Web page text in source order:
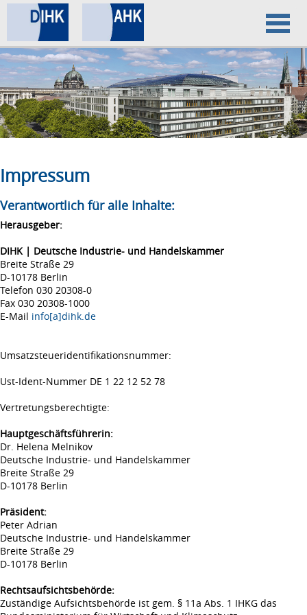
Home
Datenschutz
Impressum
Impressum
Verantwortlich für alle Inhalte:
Herausgeber:
DIHK | Deutsche Industrie- und Handelskammer
Breite Straße 29
D-10178 Berlin
Telefon 030 20308-0
Fax 030 20308-1000
E-Mail info[a]dihk.de
Umsatzsteueridentifikationsnummer:
Ust-Ident-Nummer DE 1 22 12 52 78
Vertretungsberechtigte:
Hauptgeschäftsführerin:
Dr. Helena Melnikov
Deutsche Industrie- und Handelskammer
Breite Straße 29
D-10178 Berlin
Präsident:
Peter Adrian
Deutsche Industrie- und Handelskammer
Breite Straße 29
D-10178 Berlin
Rechtsaufsichtsbehörde:
Zuständige Aufsichtsbehörde ist gem. § 11a Abs. 1 IHKG das